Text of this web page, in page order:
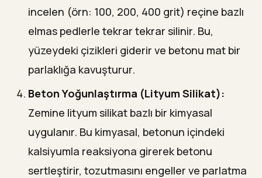
incelen (örn: 100, 200, 400 grit) reçine bazlı
elmas pedlerle tekrar tekrar silinir. Bu,
yüzeydeki çizikleri giderir ve betonu mat bir
parlaklığa kavuşturur.
Beton Yoğunlaştırma (Lityum Silikat):
Zemine lityum silikat bazlı bir kimyasal
uygulanır. Bu kimyasal, betonun içindeki
kalsiyumla reaksiyona girerek betonu
sertleştirir, tozutmasını engeller ve parlatma